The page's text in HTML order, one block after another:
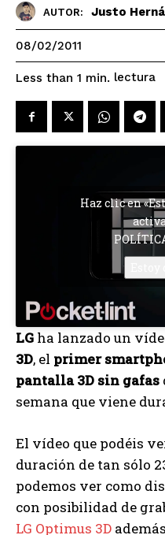
AUTOR: Justo
08/02/2011
Less than 1 min. lectura
Haz clic en
LG ha lanzado un
3D, el primer
pantalla 3D sin gafas
semana que viene
El vídeo que podéis
duración de tan sólo
podemos ver como
con posibilidad de
LG Optimus 3D